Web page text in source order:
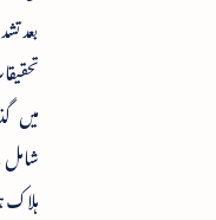
میں